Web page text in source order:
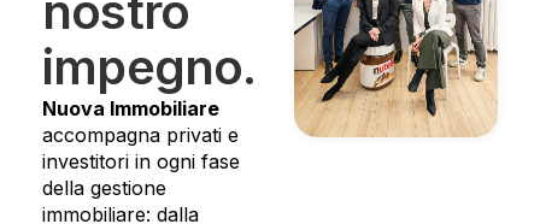
impegno.
Nuova Immobiliare
accompagna privati e
investitori in ogni fase
della gestione
immobiliare: dalla